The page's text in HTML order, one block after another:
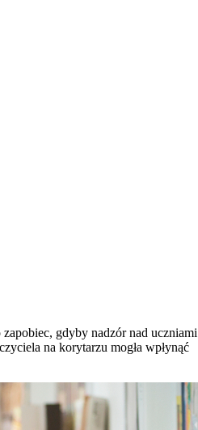
gdyby nadzór nad uczniami
na korytarzu mogła wpłynąć